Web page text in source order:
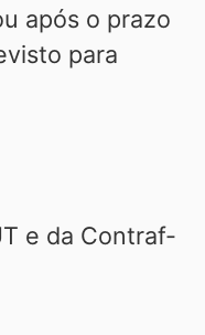
após o prazo
para
e da Contraf-